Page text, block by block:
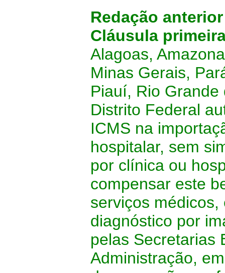
Redação
Cláusula
Alagoas,
Minas Gerais,
Piauí, Rio Grande
Distrito Federal
ICMS na
hospitalar, sem
por clínica ou
compensar este
serviços
diagnóstico por
pelas Secretarias
Administração,